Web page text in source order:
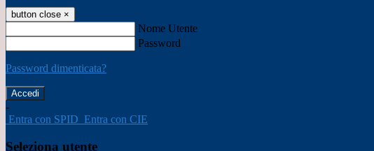
button close ×
Nome Utente
Password
Password dimenticata?
-
Entra con SPID Entra con CIE
Seleziona utente